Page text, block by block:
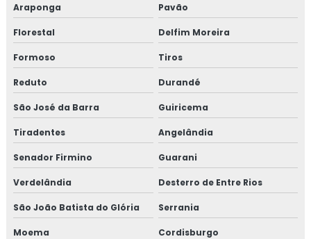
Araponga Pavão
Florestal Delfim Moreira
Formoso Tiros
Reduto Durandé
São José da Barra Guiricema
Tiradentes Angelândia
Senador Firmino Guarani
Verdelândia Desterro de Entre Rios
São João Batista do Glória Serrania
Moema Cordisburgo